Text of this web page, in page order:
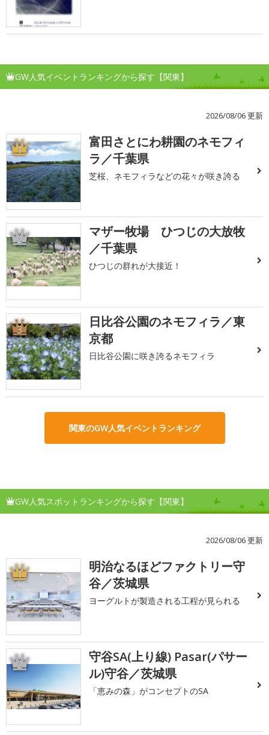
GW人気イベントランキングから探す【関東】
2026/08/06 更新
1
富田さとにわ耕園のネモフィ
ラ／千葉県
芝桜、ネモフィラなどの花々が咲き誇る
2
マザー牧場 ひつじの大放牧
／千葉県
ひつじの群れが大接近！
3
日比谷公園のネモフィラ／東
京都
日比谷公園に咲き誇るネモフィラ
関東のGW人気イベントランキング
GW人気スポットランキングから探す【関東】
2026/08/06 更新
1
明治なるほどファクトリー守
谷／茨城県
ヨーグルトが製造される工程が見られる
2
守谷SA(上り線) Pasar(パサー
ル)守谷／茨城県
「恵みの森」がコンセプトのSA